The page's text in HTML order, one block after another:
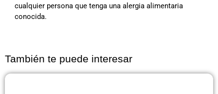
cualquier persona que tenga una alergia alimentaria
conocida.
También te puede interesar